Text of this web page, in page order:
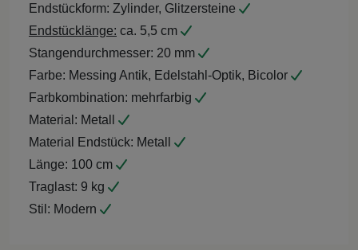
Endstückform: Zylinder, Glitzersteine
Endstücklänge: ca. 5,5 cm
Stangendurchmesser: 20 mm
Farbe: Messing Antik, Edelstahl-Optik, Bicolor
Farbkombination: mehrfarbig
Material: Metall
Material Endstück: Metall
Länge: 100 cm
Traglast: 9 kg
Stil: Modern